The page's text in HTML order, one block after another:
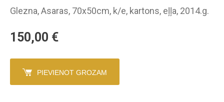
Glezna, Asaras, 70x50cm, k/e, kartons, eļļa, 2014.g.
150,00 €
PIEVIENOT GROZAM